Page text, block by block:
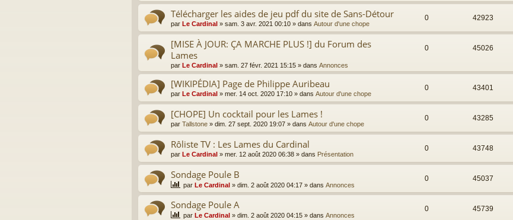
Télécharger les aides de jeu pdf du site de Sans-Détour
par Le Cardinal » sam. 3 avr. 2021 00:10 » dans Autour d'une chope
0 42923
[MISE À JOUR: ÇA MARCHE PLUS !] du Forum des
Lames
par Le Cardinal » sam. 27 févr. 2021 15:15 » dans Annonces
0 45026
[WIKIPÉDIA] Page de Philippe Auribeau
par Le Cardinal » mer. 14 oct. 2020 17:10 » dans Autour d'une chope
0 43401
[CHOPE] Un cocktail pour les Lames !
par Tallstone » dim. 27 sept. 2020 19:07 » dans Autour d'une chope
0 43285
Rôliste TV : Les Lames du Cardinal
par Le Cardinal » mer. 12 août 2020 06:38 » dans Présentation
0 43748
Sondage Poule B
par Le Cardinal » dim. 2 août 2020 04:17 » dans Annonces
0 45037
Sondage Poule A
par Le Cardinal » dim. 2 août 2020 04:15 » dans Annonces
0 45739